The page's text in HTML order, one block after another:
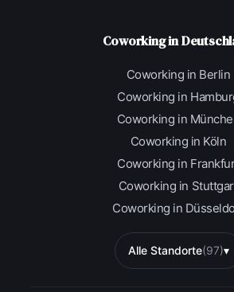
Coworking in
Coworking in Berlin
Coworking in
Coworking in
Coworking in Köln
Coworking in
Coworking in
Coworking in
Alle Standorte(97)▾